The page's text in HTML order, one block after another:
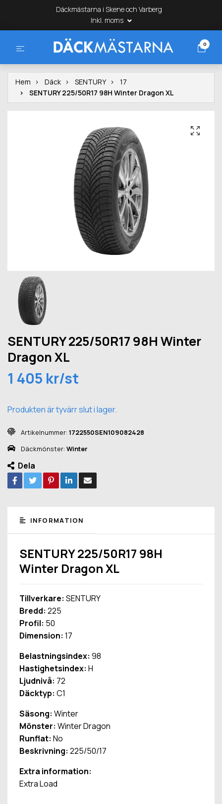
Däckmästarna i Skene och Varberg
Inkl. moms
0
Hem Däck SENTURY
17
SENTURY 225/50R17 98H Winter Dragon XL
SENTURY 225/50R17 98H Winter
Dragon XL
1 405 kr/st
Produkten är tyvärr slut i lager.
Artikelnummer: 1722550SEN109082428
Däckmönster: Winter
Dela
INFORMATION
SENTURY 225/50R17 98H
Winter Dragon XL
Tillverkare: SENTURY
Bredd: 225
Profil: 50
Dimension: 17
Belastningsindex: 98
Hastighetsindex: H
Ljudnivå: 72
Däcktyp: C1
Säsong: Winter
Mönster: Winter Dragon
Runflat: No
Beskrivning: 225/50/17
Extra information:
Extra Load